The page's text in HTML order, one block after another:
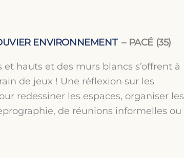
ENVIRONNEMENT – PACÉ (35)
et hauts et des murs blancs s’offrent à
de jeux ! Une réflexion sur les
redessiner les espaces, organiser les
de réunions informelles ou